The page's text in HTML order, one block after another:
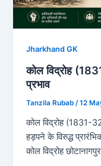
Jharkhand GK
कोल विद्रोह
प्रभाव
Tanzila Rubab/12
कोल विद्रोह (1831-
हड़पने के विरुद्ध
कोल विद्रोह